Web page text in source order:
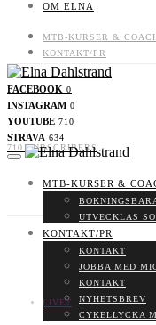
OM ELNA
MTB-KURSER &
KONTAKT/PR
CYKELPODD
OM ELNA
710 SUBSCRIBERS
FACEBOOK 0
INSTAGRAM 0
YOUTUBE 710
STRAVA 634
MTB-KURSER &
UTVECKLAS
KONTAKT/PR
KONTAKT
JOBBA MED
KONTAKT
NYHETSBREV
CYKELLYCKA
LIVET